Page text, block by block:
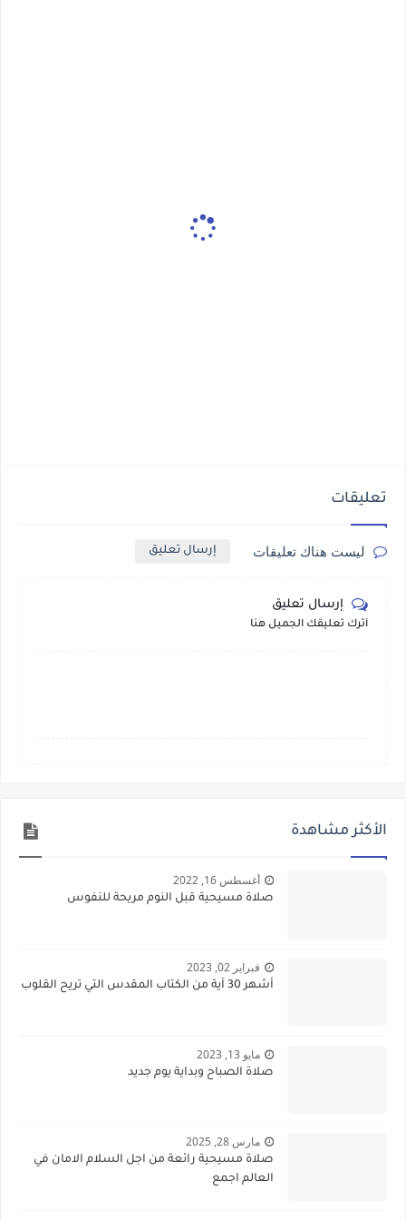
تعليقات
ليست هناك تعليقات إرسال تعليق
إرسال تعليق
أترك تعليقك الجميل هنا
الأكثر مشاهدة
أغسطس 16, 2022
صلاة مسيحية قبل النوم مريحة للنفوس
فبراير 02, 2023
أشهر 30 آية من الكتاب المقدس التي تريح القلوب
مايو 13, 2023
صلاة الصباح وبداية يوم جديد
مارس 28, 2025
صلاة مسيحية رائعة من اجل السلام الامان في
العالم اجمع